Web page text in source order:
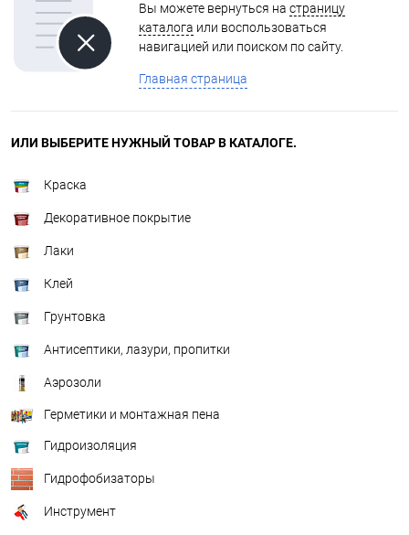
Вы можете вернуться на страницу
каталога или воспользоваться
навигацией или поиском по сайту.
Главная страница
ИЛИ ВЫБЕРИТЕ НУЖНЫЙ ТОВАР В КАТАЛОГЕ.
Краска
Декоративное покрытие
Лаки
Клей
Грунтовка
Антисептики, лазури, пропитки
Аэрозоли
Герметики и монтажная пена
Гидроизоляция
Гидрофобизаторы
Инструмент